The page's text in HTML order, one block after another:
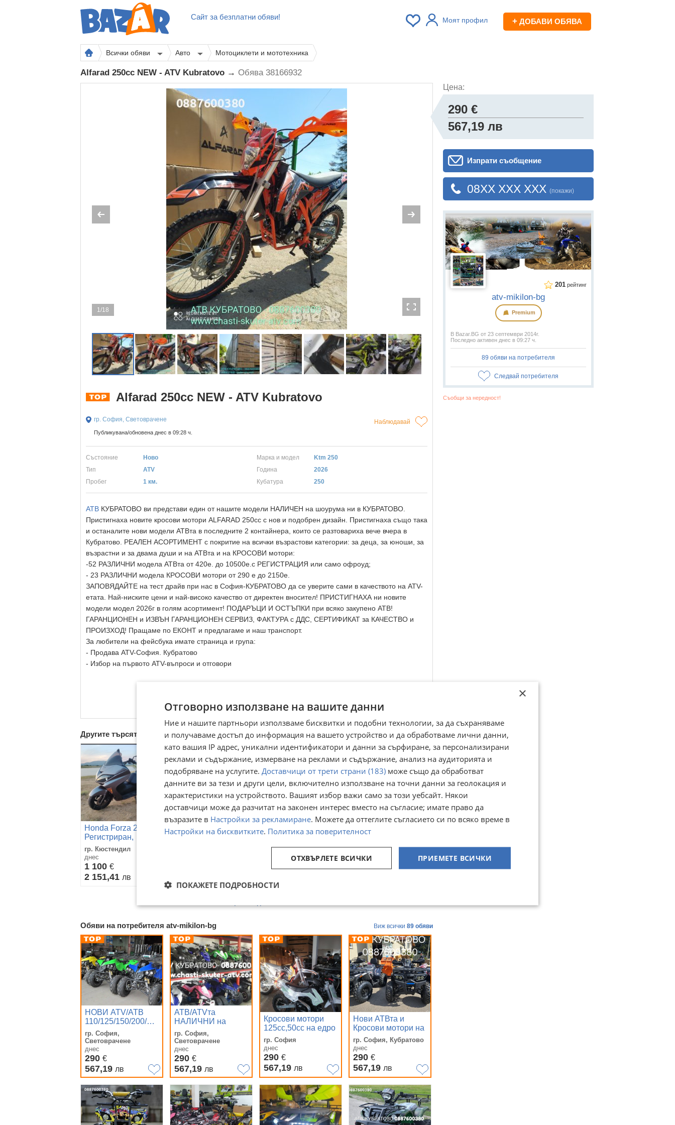
Сайт за безплатни обяви! Моят профил + ДОБАВИ ОБЯВА
Всички обяви Авто Мотоциклети и мототехника
Alfarad 250cc NEW - ATV Kubratovo → Обява 38166932
1/18
Alfarad 250cc NEW - ATV Kubratovo
гр. София, Световрачене Наблюдавай
Публикувана/обновена днес в 09:28 ч.
Състояние Ново Марка и модел
Ktm 250
Тип
ATV Година
2026
Пробег
1 км. Кубатура 250
АТВ КУБРАТОВО ви представи един от нашите модели НАЛИЧЕН на шоурума ни в КУБРАТОВО.
Пристигнаха новите кросови мотори ALFARAD 250cc с нов и подобрен дизайн. Пристигнаха също така
и останалите нови модели АТВта в последните 2 контайнера, които се разтовариха вече вчера в
Кубратово. РЕАЛЕН АСОРТИМЕНТ с покритие на всички възрастови категории: за деца, за юноши, за
възрастни и за двама души и на АТВта и на КРОСОВИ мотори:
-52 РАЗЛИЧНИ модела АТВта от 420е. до 10500е.с РЕГИСТРАЦИЯ или само офроуд;
- 23 РАЗЛИЧНИ модела КРОСОВИ мотори от 290 е до 2150е.
ЗАПОВЯДАЙТЕ на тест драйв при нас в София-КУБРАТОВО да се уверите сами в качеството на ATV-
етата. Най-ниските цени и най-високо качество от директен вносител! ПРИСТИГНАХА ни новите
модели модел 2026г в голям асортимент! ПОДАРЪЦИ И ОСТЪПКИ при всяко закупено АТВ!
ГАРАНЦИОНЕН и ИЗВЪН ГАРАНЦИОНЕН СЕРВИЗ, ФАКТУРА с ДДС, СЕРТИФИКАТ за КАЧЕСТВО и
ПРОИЗХОД! Пращаме по ЕКОНТ и предлагаме и наш транспорт.
За любители на фейсбука имате страница и група:
- Продава ATV-София. Кубратово
- Избор на първото ATV-въпроси и отговори
Оценка4.6
Другите търсят също
Honda Forza 250cc
Регистриран,
Обслужен
гр. Кюстендил
днес
1 100 €
2 151,41 лв
Yamaha X-City
Perfekten 2013 feisif
АТВ/ATV -В
ПАРКИНГА
наСтоков базар
Илиянци
гр. София, Илиянци
06 август
299€
ПАРКИНГА на
Стоков базар
Илиянци
гр. София, Илиянци
06 август
281,21€
Обяви на потребителя atv-mikilon-bg Виж всички 89 обяви
НОВИ ATV/АТВ
110/125/150/200/250/250/300/350сс
- налични на склад
в София.
КУБРАТОВО-Цени
от вносите
гр. София,
Световрачене
днес
290 €
567,19 лв
АТВ/ATVта
НАЛИЧНИ на
склад в
КУБРАТОВО-
разпродажба до
изчерпването на
количествата
гр. София,
Световрачене
днес
290 €
567,19 лв
Кросови мотори
125сс,50сс на едро
и дребно
НАЛИЧНИ на
склад в
КУБРАТОВО и
резервни ЧАСТИ и
гр. София
днес
290 €
567,19 лв
Нови АТВта и
Кросови мотори на
складови цени
-богат
АСОРТИМЕНТ от
НАД 70 модела за
малки и големи
гр. София, Кубратово
днес
290 €
567,19 лв
Цена:
290 €
567,19 лв
Изпрати съобщение
08XX XXX XXX (покажи)
201 рейтинг
atv-mikilon-bg
Premium
В Bazar.BG от 23 септември 2014г.
Последно активен днес в 09:27 ч.
89 обяви на потребителя
Следвай потребителя
Съобщи за нередност!
×
Отговорно използване на вашите данни
Ние и нашите партньори използваме бисквитки и подобни технологии, за да съхраняваме
и получаваме достъп до информация на вашето устройство и да обработваме лични данни,
като вашия IP адрес, уникални идентификатори и данни за сърфиране, за персонализирани
реклами и съдържание, измерване на реклами и съдържание, анализ на аудиторията и
подобряване на услугите. Доставчици от трети страни (183) може също да обработват
данните ви за тези и други цели, включително използване на точни данни за геолокация и
характеристики на устройството. Вашият избор важи само за този уебсайт. Някои
доставчици може да разчитат на законен интерес вместо на съгласие; имате право да
възразите в Настройки за рекламиране. Можете да оттеглите съгласието си по всяко време в
Настройки на бисквитките. Политика за поверителност
ПРИЕМЕТЕ ВСИЧКИ
ОТХВЪРЛЕТЕ ВСИЧКИ
ПОКАЖЕТЕ ПОДРОБНОСТИ